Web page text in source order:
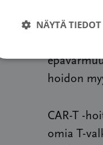
hoidon
CAR-T -
omia T-
NÄYTÄ TIEDOT